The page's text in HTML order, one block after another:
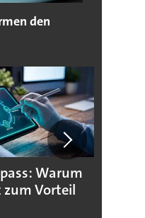
den
Warum
zum Vorteil